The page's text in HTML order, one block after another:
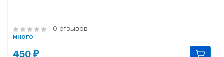
0 отзывов
много